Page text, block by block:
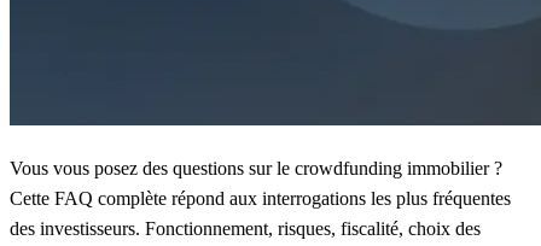
Vous vous posez des questions sur le crowdfunding immobilier ?
Cette FAQ complète répond aux interrogations les plus fréquentes
des investisseurs. Fonctionnement, risques, fiscalité, choix des